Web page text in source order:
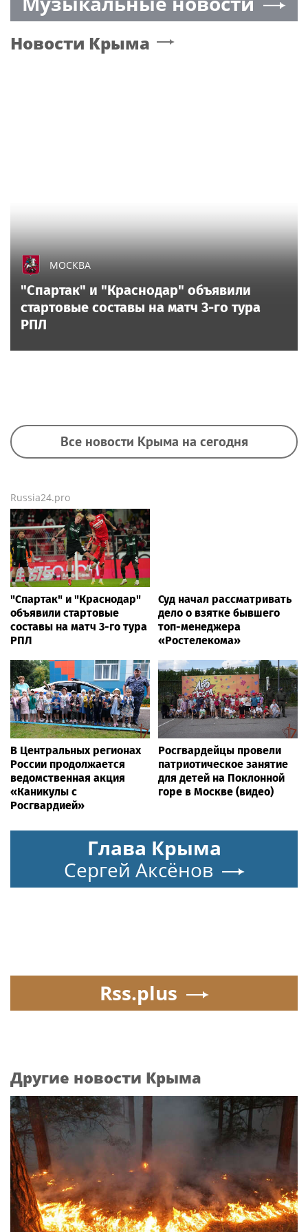
Новости Крыма
МОСКВА
"Спартак" и "Краснодар" объявили
стартовые составы на матч 3-го тура
РПЛ
Все новости Крыма на сегодня
Russia24.pro
"Спартак" и "Краснодар"
объявили стартовые
составы на матч 3-го тура
РПЛ
Суд начал рассматривать
дело о взятке бывшего
топ-менеджера
«Ростелекома»
В Центральных регионах
России продолжается
ведомственная акция
«Каникулы с
Росгвардией»
Росгвардейцы провели
патриотическое занятие
для детей на Поклонной
горе в Москве (видео)
Глава Крыма
Сергей Аксёнов
Rss.plus
Другие новости Крыма